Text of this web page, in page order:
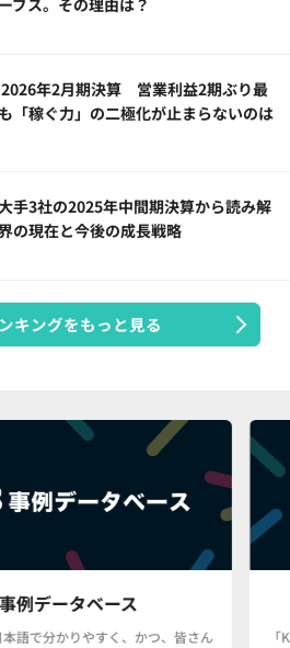
ブス。その理由は？
2026年2月期決算 営業利益2期ぶり最
「稼ぐ力」の二極化が止まらないのは
手3社の2025年中間期決算から読み解
の現在と今後の成長戦略
キングをもっと見る
例データベース
語で分かりやすく、かつ、皆さん